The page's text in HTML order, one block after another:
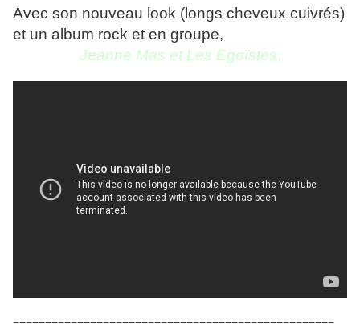
Avec son nouveau look (longs cheveux cuivrés)
et un album rock et en groupe,
Jeanne Mas et Les Egoïstes,
==================================================